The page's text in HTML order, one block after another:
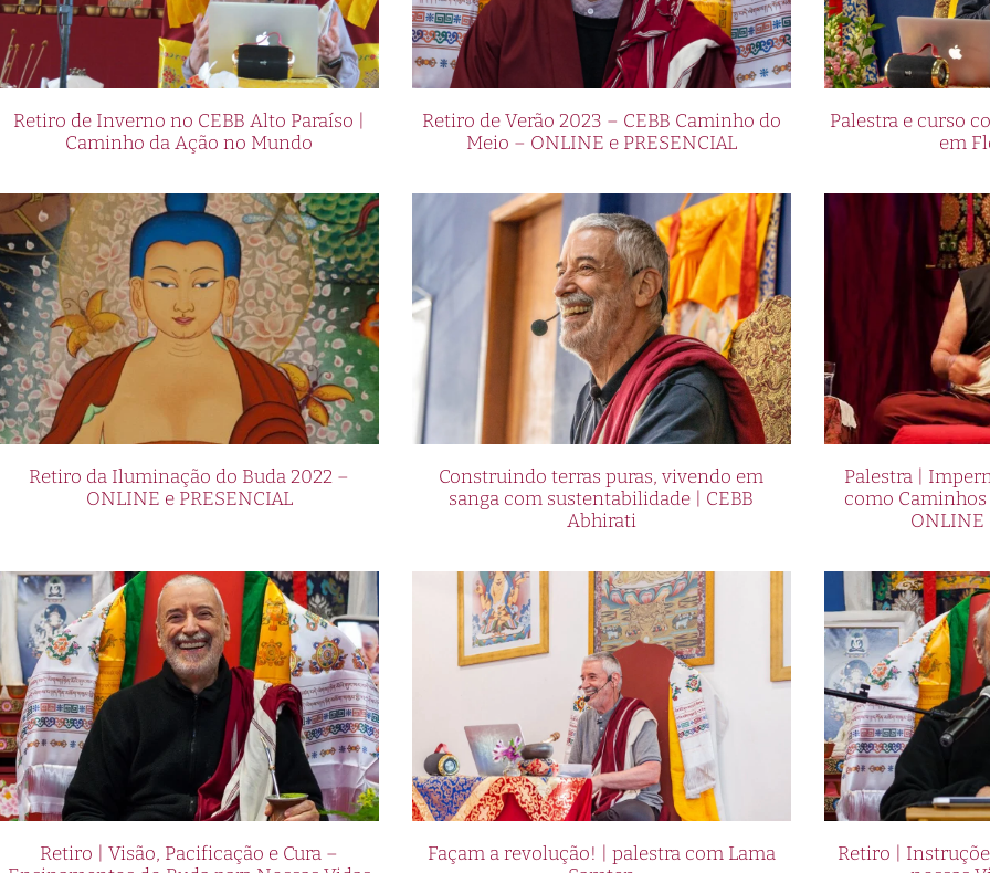
Retiro de Inverno no CEBB Alto Paraíso |
Caminho da Ação no Mundo
Retiro de Verão 2023 – CEBB Caminho do
Meio – ONLINE e PRESENCIAL
Palestra e curso
em
Retiro da Iluminação do Buda 2022 –
ONLINE e PRESENCIAL
Construindo terras puras, vivendo em
sanga com sustentabilidade | CEBB
Abhirati
Palestra |
como
ONLINE
Retiro | Visão, Pacificação e Cura –
Façam a revolução! | palestra com Lama
Retiro |